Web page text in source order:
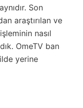
Son
araştırılan ve
nasıl
OmeTV ban
yerine